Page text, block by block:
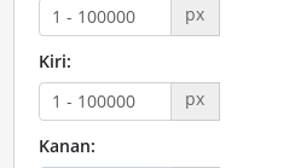
px
Kiri:
px
Kanan: